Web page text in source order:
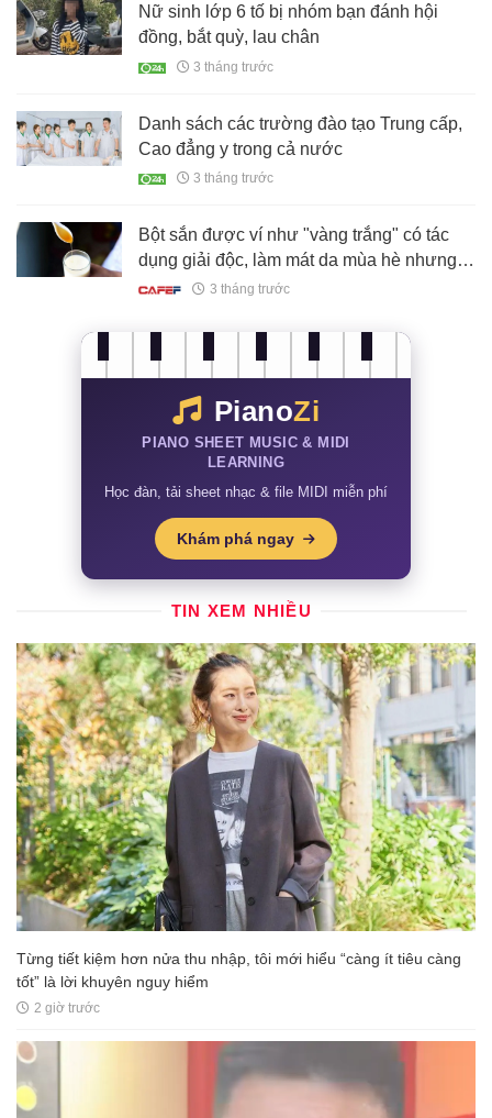
Nữ sinh lớp 6 tố bị nhóm bạn đánh hội
đồng, bắt quỳ, lau chân
3 tháng trước
Danh sách các trường đào tạo Trung cấp,
Cao đẳng y trong cả nước
3 tháng trước
Bột sắn được ví như "vàng trắng" có tác
dụng giải độc, làm mát da mùa hè nhưng 2
nhóm người uống nhiều sẽ cực độc, dễ
3 tháng trước
PianoZi
PIANO SHEET MUSIC & MIDI
LEARNING
Học đàn, tải sheet nhạc & file MIDI miễn phí
Khám phá ngay
TIN XEM NHIỀU
Từng tiết kiệm hơn nửa thu nhập, tôi mới hiểu “càng ít tiêu càng
tốt” là lời khuyên nguy hiểm
2 giờ trước